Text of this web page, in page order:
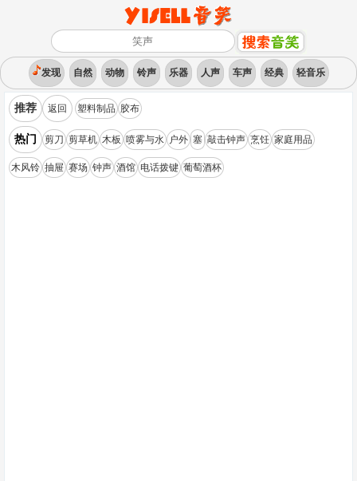
发现 自然 动物 铃声 乐器 人声 车声 经典 轻音乐
推荐 返回 塑料制品 胶布
热门 剪刀 剪草机 木板 喷雾与水 户外 塞 敲击钟声 烹饪 家庭用品
木风铃 抽屉 赛场 钟声 酒馆 电话拨键 葡萄酒杯